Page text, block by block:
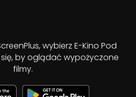
wybierz E-Kino Pod
by oglądać wypożyczone
filmy.